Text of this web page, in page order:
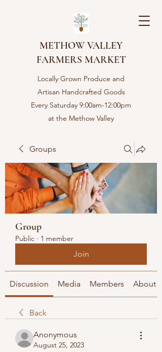
METHOW VALLEY
FARMERS MARKET
Locally Grown Produce and
Artisan Handcrafted Goods
Every Saturday 9:00am-12:00pm
at the Methow Valley
Groups
Group
Public · 1 member
Join
Discussion Media Members About
Back
Anonymous
August 25, 2023